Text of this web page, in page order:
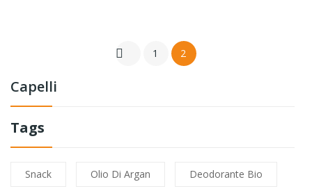
Capelli
Tags
Snack Olio Di Argan Deodorante Bio
 1 2